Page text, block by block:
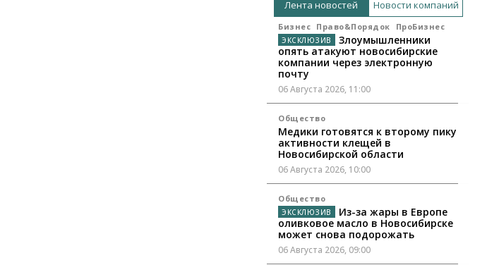
Лента новостей Новости компаний
Бизнес Право&Порядок ПроБизнес
Злоумышленники
опять атакуют новосибирские
компании через электронную
почту
06 Августа 2026, 11:00
Общество
Медики готовятся к второму пику
активности клещей в
Новосибирской области
06 Августа 2026, 10:00
Общество
Из-за жары в Европе
оливковое масло в Новосибирске
может снова подорожать
06 Августа 2026, 09:00